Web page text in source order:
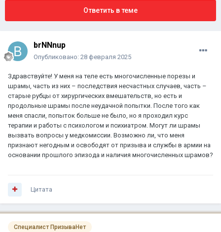
Ответить в теме
brNNnup
Опубликовано: 28 февраля 2025
Здравствуйте! У меня на теле есть многочисленные порезы и
шрамы, часть из них – последствия несчастных случаев, часть –
старые рубцы от хирургических вмешательств, но есть и
продольные шрамы после неудачной попытки. После того как
меня спасли, попыток больше не было, но я проходил курс
терапии и работы с психологом и психиатром. Могут ли шрамы
вызвать вопросы у медкомиссии. Возможно ли, что меня
признают негодным и освободят от призыва и службы в армии на
основании прошлого эпизода и наличия многочисленных шрамов?
Цитата
Специалист ПризываНет